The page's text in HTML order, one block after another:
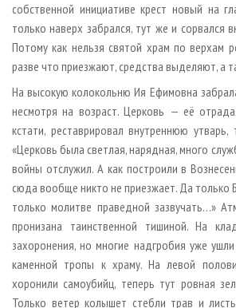
собственной инициативе крест новый на
только наверх забрался, тут же и сорвался
Потому как нельзя святой храм по верхам
разве что приезжают, средства выделяют, а
На высокую колокольню Ия Ефимовна
несмотря на возраст. Церковь — её
кстати, реставрировал внутреннюю
«Церковь была светлая, нарядная, много
войны отслужил. А как построили в
сюда вообще никто не приезжает. Да только
только молитве праведной зазвучать…»
пронизана таинственной тишиной. На
захоронения, но многие надгробия уже
каменной тропы к храму. На левой
хоронили самоубийц, теперь тут ровная
Только ветер колышет стебли трав и